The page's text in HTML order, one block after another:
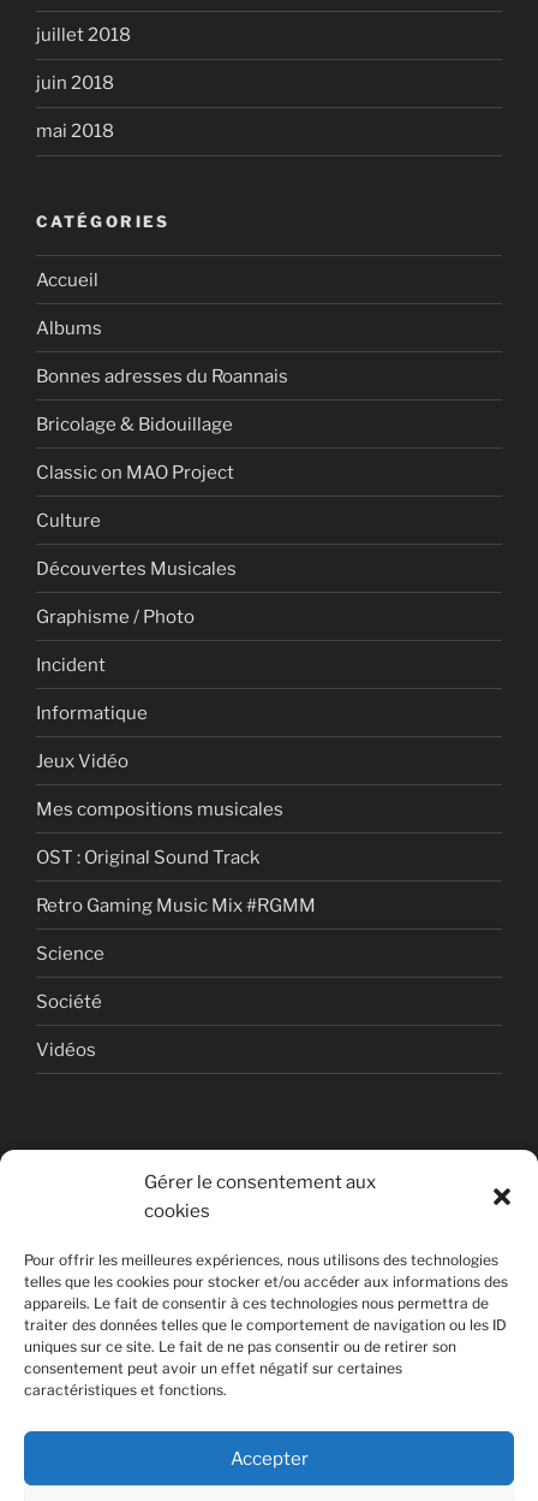
Gérer le consentement aux
cookies
Pour offrir les meilleures expériences, nous utilisons des technologies
telles que les cookies pour stocker et/ou accéder aux informations des
appareils. Le fait de consentir à ces technologies nous permettra de
traiter des données telles que le comportement de navigation ou les ID
uniques sur ce site. Le fait de ne pas consentir ou de retirer son
consentement peut avoir un effet négatif sur certaines
caractéristiques et fonctions.
Accepter
juillet 2018
juin 2018
mai 2018
CATÉGORIES
Accueil
Albums
Bonnes adresses du Roannais
Bricolage & Bidouillage
Classic on MAO Project
Culture
Découvertes Musicales
Graphisme / Photo
Incident
Informatique
Jeux Vidéo
Mes compositions musicales
OST : Original Sound Track
Retro Gaming Music Mix #RGMM
Science
Société
Vidéos
© Copyright Quentin PETITEVILLE
France - 2008 - 2025
All Rights Reserved
Non affilié à la SACEM